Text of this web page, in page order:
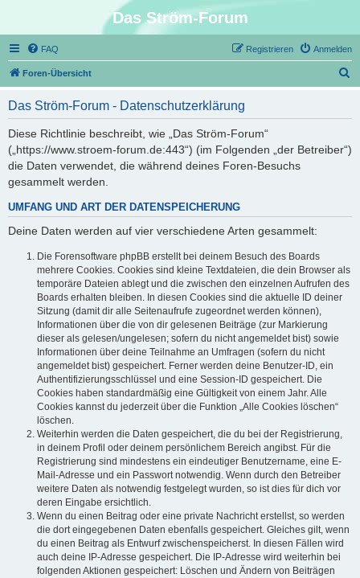
Das Ström-Forum
FAQ Anmelden
Registrieren
Foren-Übersicht
Das Ström-Forum - Datenschutzerklärung
Diese Richtlinie beschreibt, wie „Das Ström-Forum“
(„https://www.stroem-forum.de:443“) (im Folgenden „der Betreiber“)
die Daten verwendet, die während deines Foren-Besuchs
gesammelt werden.
UMFANG UND ART DER DATENSPEICHERUNG
Deine Daten werden auf vier verschiedene Arten gesammelt:
Die Forensoftware phpBB erstellt bei deinem Besuch des Boards
mehrere Cookies. Cookies sind kleine Textdateien, die dein Browser als
temporäre Dateien ablegt und die zwischen den einzelnen Aufrufen des
Boards erhalten bleiben. In diesen Cookies sind die aktuelle ID deiner
Sitzung (damit dir alle Seitenaufrufe zugeordnet werden können),
Informationen über die von dir gelesenen Beiträge (zur Markierung
dieser als gelesen/ungelesen; sofern du nicht angemeldet bist) sowie
Informationen über deine Teilnahme an Umfragen (sofern du nicht
angemeldet bist) gespeichert. Ferner werden deine Benutzer-ID, ein
Authentifizierungsschlüssel und eine Session-ID gespeichert. Die
Cookies haben standardmäßig eine Gültigkeit von einem Jahr. Alle
Cookies kannst du jederzeit über die Funktion „Alle Cookies löschen“
löschen.
Weiterhin werden die Daten gespeichert, die du bei der Registrierung,
in deinem Profil oder deinem persönlichem Bereich angibst. Für die
Registrierung sind mindestens ein eindeutiger Benutzername, eine E-
Mail-Adresse und ein Passwort notwendig. Wenn durch den Betreiber
weitere Daten als notwendig festgelegt wurden, so ist dies für dich vor
deren Eingabe ersichtlich.
Wenn du einen Beitrag oder eine private Nachricht erstellst, so werden
die dort eingegebenen Daten ebenfalls gespeichert. Gleiches gilt, wenn
du einen Beitrag als Entwurf zwischenspeicherst. In diesen Fällen wird
auch deine IP-Adresse gespeichert. Die IP-Adresse wird weiterhin bei
folgenden Aktionen gespeichert: Löschen und Ändern von Beiträgen